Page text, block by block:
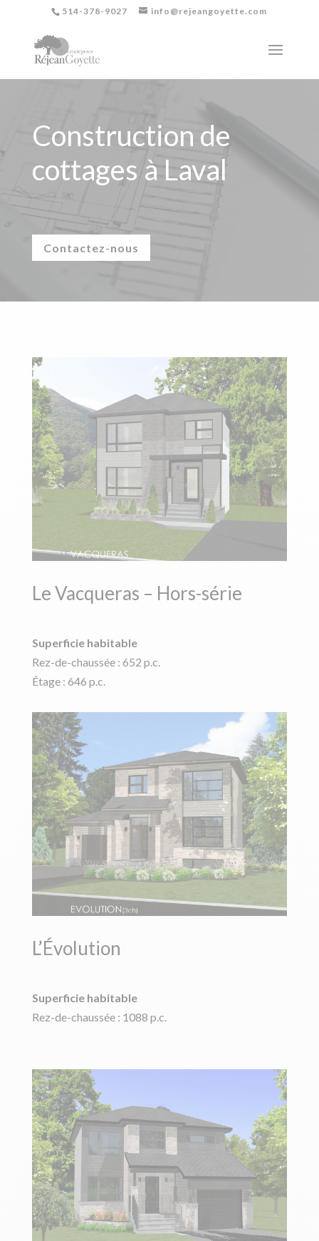
514-378-9027 info@rejeangoyette.com
Construction de
cottages à Laval
Contactez-nous
Le Vacqueras – Hors-série
Superficie habitable
Rez-de-chaussée : 652 p.c.
Étage : 646 p.c.
L’Évolution
Superficie habitable
Rez-de-chaussée : 1088 p.c.